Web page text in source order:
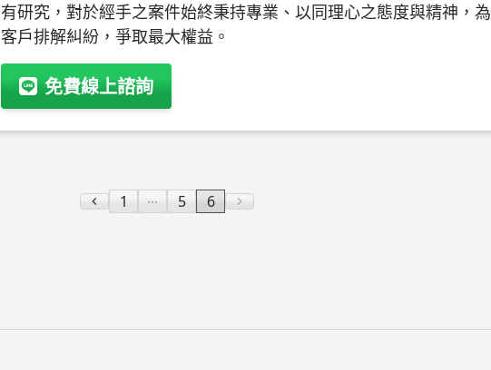
有研究，對於經手之案件始終秉持專業、以同理心之態度與精神，為
客戶排解糾紛，爭取最大權益。
免費線上諮詢
1 ... 5 6